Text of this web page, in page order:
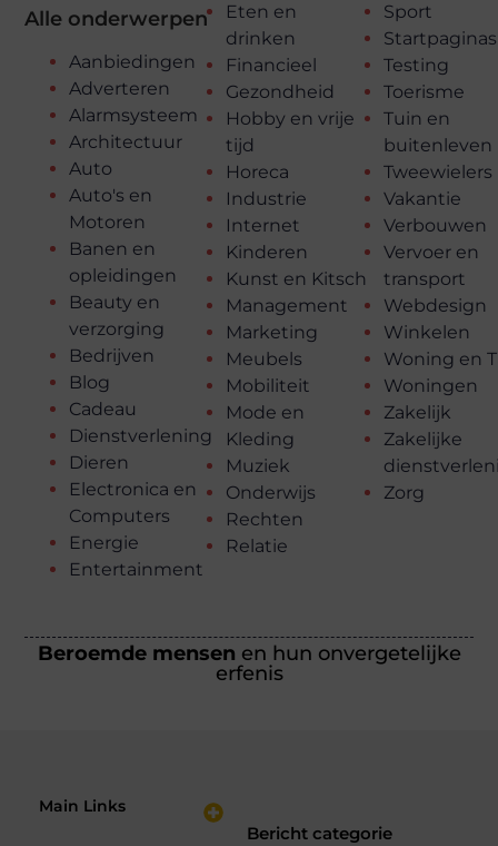
Alle onderwerpen
Aanbiedingen
Adverteren
Alarmsysteem
Architectuur
Auto
Auto's en
Motoren
Banen en
opleidingen
Beauty en
verzorging
Bedrijven
Blog
Cadeau
Dienstverlening
Dieren
Electronica en
Computers
Energie
Entertainment
Eten en
drinken
Financieel
Gezondheid
Hobby en vrije
tijd
Horeca
Industrie
Internet
Kinderen
Kunst en Kitsch
Management
Marketing
Meubels
Mobiliteit
Mode en
Kleding
Muziek
Onderwijs
Rechten
Relatie
Sport
Startpaginas
Testing
Toerisme
Tuin en
buitenleven
Tweewielers
Vakantie
Verbouwen
Vervoer en
transport
Webdesign
Winkelen
Woning en
Woningen
Zakelijk
Zakelijke
Zorg
Beroemde mensen en hun onvergetelijke
erfenis
Main Links
Bericht categorie